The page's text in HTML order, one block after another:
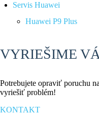
Servis Huawei
Huawei P9 Plus
VYRIEŠIME
Potrebujete opraviť poruchu
vyriešiť problém!
KONTAKT